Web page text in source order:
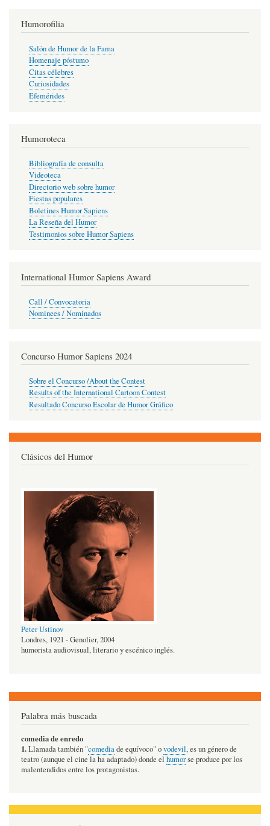
Humorofilia
Salón de Humor de la Fama
Homenaje póstumo
Citas célebres
Curiosidades
Efemérides
Humoroteca
Bibliografía de consulta
Videoteca
Directorio web sobre humor
Fiestas populares
Boletines Humor Sapiens
La Reseña del Humor
Testimonios sobre Humor Sapiens
International Humor Sapiens Award
Call / Convocatoria
Nominees / Nominados
Concurso Humor Sapiens 2024
Sobre el Concurso /About the Contest
Results of the International Cartoon Contest
Resultado Concurso Escolar de Humor Gráfico
Clásicos del Humor
Peter Ustinov
Londres, 1921 - Genolier, 2004
humorista audiovisual, literario y escénico inglés.
Palabra más buscada
comedia de enredo
1.Llamada también "comediade equívoco" ovodevil, es un género de
teatro (aunque el cine la ha adaptado) donde el humorse produce por los
malentendidos entre los protagonistas.